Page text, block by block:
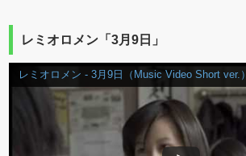
レミオロメン「3月9日」
レミオロメン - 3月9日（Music Video Short ver.）